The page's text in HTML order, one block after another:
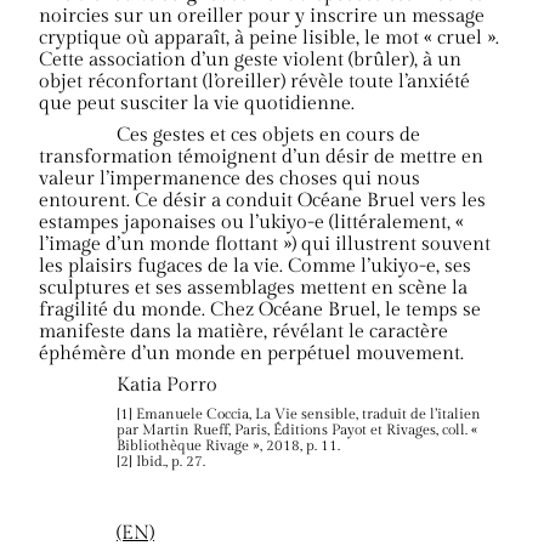
noircies sur un oreiller pour y inscrire un message
cryptique où apparaît, à peine lisible, le mot « cruel ».
Cette association d’un geste violent (brûler), à un
objet réconfortant (l’oreiller) révèle toute l’anxiété
que peut susciter la vie quotidienne.
Ces gestes et ces objets en cours de
transformation témoignent d’un désir de mettre en
valeur l’impermanence des choses qui nous
entourent. Ce désir a conduit Océane Bruel vers les
estampes japonaises ou l’ukiyo-e (littéralement, «
l’image d’un monde flottant ») qui illustrent souvent
les plaisirs fugaces de la vie. Comme l’ukiyo-e, ses
sculptures et ses assemblages mettent en scène la
fragilité du monde. Chez Océane Bruel, le temps se
manifeste dans la matière, révélant le caractère
éphémère d’un monde en perpétuel mouvement.
Katia Porro
[1] Emanuele Coccia, La Vie sensible, traduit de l’italien
par Martin Rueff, Paris, Éditions Payot et Rivages, coll. «
Bibliothèque Rivage », 2018, p. 11.
[2] Ibid., p. 27.
(EN)